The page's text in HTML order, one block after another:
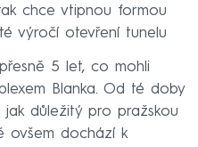
chce vtipnou formou
výročí otevření tunelu
5 let, co mohli
Blanka. Od té doby
jak důležitý pro pražskou
ovšem dochází k